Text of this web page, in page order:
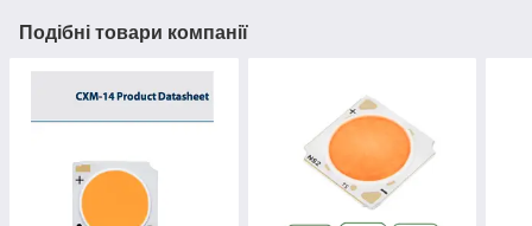
Подібні товари компанії